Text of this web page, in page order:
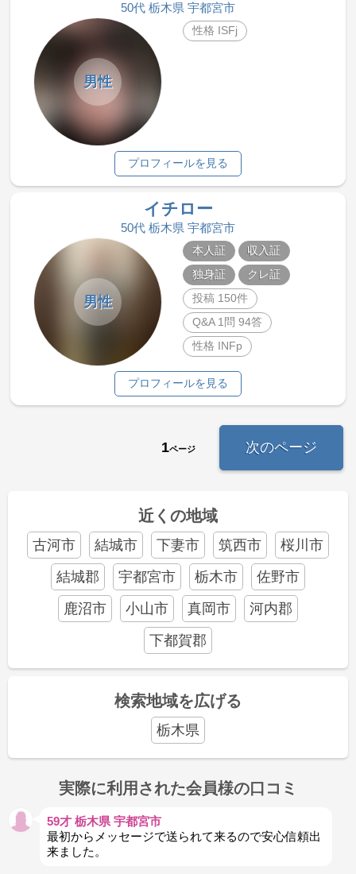
50代 栃木県 宇都宮市
男性
性格 ISFj
プロフィールを見る
イチロー
50代 栃木県 宇都宮市
男性
本人証
収入証
独身証
クレ証
投稿 150件
Q&A 1問 94答
性格 INFp
プロフィールを見る
1ページ 次のページ
近くの地域
古河市 結城市 下妻市 筑西市
桜川市
結城郡
宇都宮市 栃木市
佐野市
鹿沼市
小山市 真岡市
河内郡
下都賀郡
検索地域を広げる
栃木県
実際に利用された会員様の口コミ
59才 栃木県 宇都宮市
最初からメッセージで送られて来るので安心信頼出
来ました。